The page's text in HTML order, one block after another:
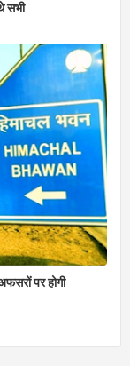
सभी
पर होगी